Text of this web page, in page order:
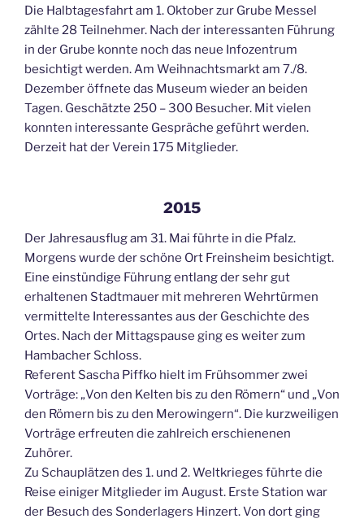
Die Halbtagesfahrt am 1. Oktober zur Grube Messel
zählte 28 Teilnehmer. Nach der interessanten Führung
in der Grube konnte noch das neue Infozentrum
besichtigt werden. Am Weihnachtsmarkt am 7./8.
Dezember öffnete das Museum wieder an beiden
Tagen. Geschätzte 250 – 300 Besucher. Mit vielen
konnten interessante Gespräche geführt werden.
Derzeit hat der Verein 175 Mitglieder.
2015
Der Jahresausflug am 31. Mai führte in die Pfalz.
Morgens wurde der schöne Ort Freinsheim besichtigt.
Eine einstündige Führung entlang der sehr gut
erhaltenen Stadtmauer mit mehreren Wehrtürmen
vermittelte Interessantes aus der Geschichte des
Ortes. Nach der Mittagspause ging es weiter zum
Hambacher Schloss.
Referent Sascha Piffko hielt im Frühsommer zwei
Vorträge: „Von den Kelten bis zu den Römern“ und „Von
den Römern bis zu den Merowingern“. Die kurzweiligen
Vorträge erfreuten die zahlreich erschienenen
Zuhörer.
Zu Schauplätzen des 1. und 2. Weltkrieges führte die
Reise einiger Mitglieder im August. Erste Station war
der Besuch des Sonderlagers Hinzert. Von dort ging